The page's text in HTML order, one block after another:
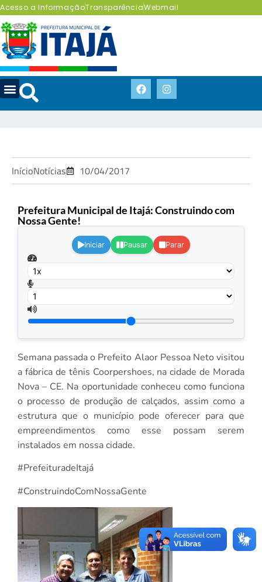
Acesso a InformaçãoTransparênciaWebmail
InícioNotícias 10/04/2017
Prefeitura Municipal de Itajá: Construindo com
Nossa Gente!
Iniciar Pausar Parar
Semana passada o Prefeito Alaor Pessoa Neto visitou
a fábrica de tênis Coorpershoes, na cidade de Morada
Nova – CE. Na oportunidade conheceu como funciona
o processo de produção de calçados, assim como a
estrutura que o município pode oferecer para que
empreendimentos como esse possam serem
instalados em nossa cidade.
#PrefeituradeItajá
#ConstruindoComNossaGente